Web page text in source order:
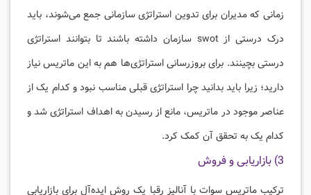
زمانی که مدیران برای تدوین استراتژی سازمانی جمع می‌شوند، باید
درک درستی از swot سازمان داشته باشند تا بتوانند استراتژی
درستی بچینند. برای بروزرسانی استراتژی‌ها هم به این ماتریس نیاز
دارید؛ زیرا باید بدانید چرا استراتژی قبلی مناسب نبود و کدام یک از
عناصر موجود در ماتریس، مانع از رسیدن به اهداف استراتژی شد و
کدام‌ یک به تحقق آن کمک کرد.
3) بازاریابی و فروش
ترکیب ماتریس سوات با آنالیز رقبا یک روش ایده‌آل برای بازاریابی